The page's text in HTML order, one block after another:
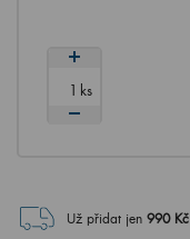
ks
Už přidat jen 990Kč